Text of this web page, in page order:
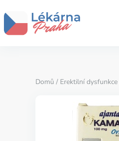
Domů / Erektilní dysfunkce